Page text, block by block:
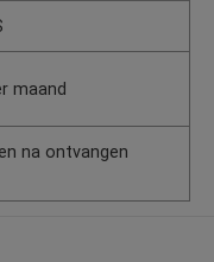
maand
na ontvangen